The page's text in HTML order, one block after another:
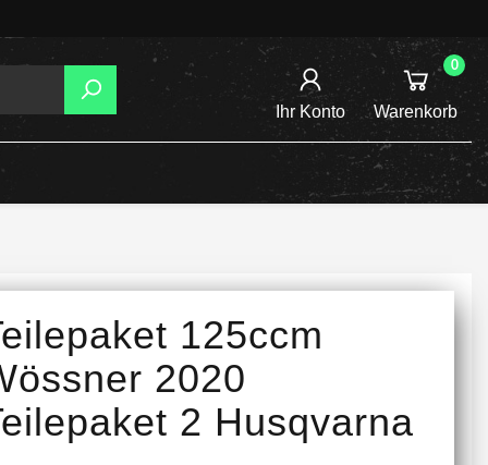
Ihr Konto
0
Warenkorb
/
125ccm
2020
2 Husqvarna